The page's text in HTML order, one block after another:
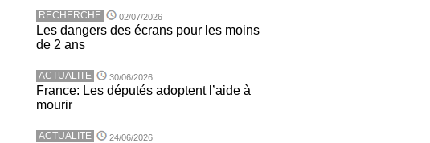
RECHERCHE 02/07/2026
Les dangers des écrans pour les moins
de 2 ans
ACTUALITE 30/06/2026
France: Les députés adoptent l’aide à
mourir
ACTUALITE 24/06/2026